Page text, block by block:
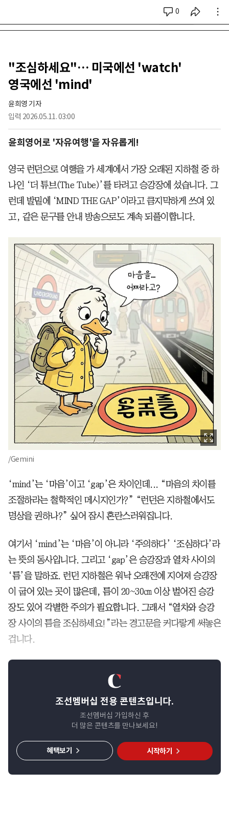
0
시리즈 전체
"조심하세요"… 미국에선 'watch'
영국에선 'mind'
윤희영 기자
입력 2026.05.11. 03:00
윤희영어로 '자유여행'을 자유롭게!
영국 런던으로 여행을 가 세계에서 가장 오래된 지하철 중 하
나인 ‘더 튜브(The Tube)’를 타려고 승강장에 섰습니다. 그
런데 발밑에 ‘MIND THE GAP’이라고 큼지막하게 쓰여 있
고, 같은 문구를 안내 방송으로도 계속 되풀이합니다.
/Gemini
‘mind’는 ‘마음’이고 ‘gap’은 차이인데... “마음의 차이를
조절하라는 철학적인 메시지인가?” “런던은 지하철에서도
명상을 권하나?” 싶어 잠시 혼란스러워집니다.
여기서 ‘mind’는 ‘마음’이 아니라 ‘주의하다’ ‘조심하다’라
는 뜻의 동사입니다. 그리고 ‘gap’은 승강장과 열차 사이의
‘틈’을 말하죠. 런던 지하철은 워낙 오래전에 지어져 승강장
이 굽어 있는 곳이 많은데, 틈이 20~30㎝ 이상 벌어진 승강
장도 있어 각별한 주의가 필요합니다. 그래서 “열차와 승강
장 사이의 틈을 조심하세요!”라는 경고문을 커다랗게 써놓은
겁니다.
조선멤버십 전용 콘텐츠입니다.
조선멤버십 가입하신 후
더 많은 콘텐츠를 만나보세요!
시작하기
혜택보기